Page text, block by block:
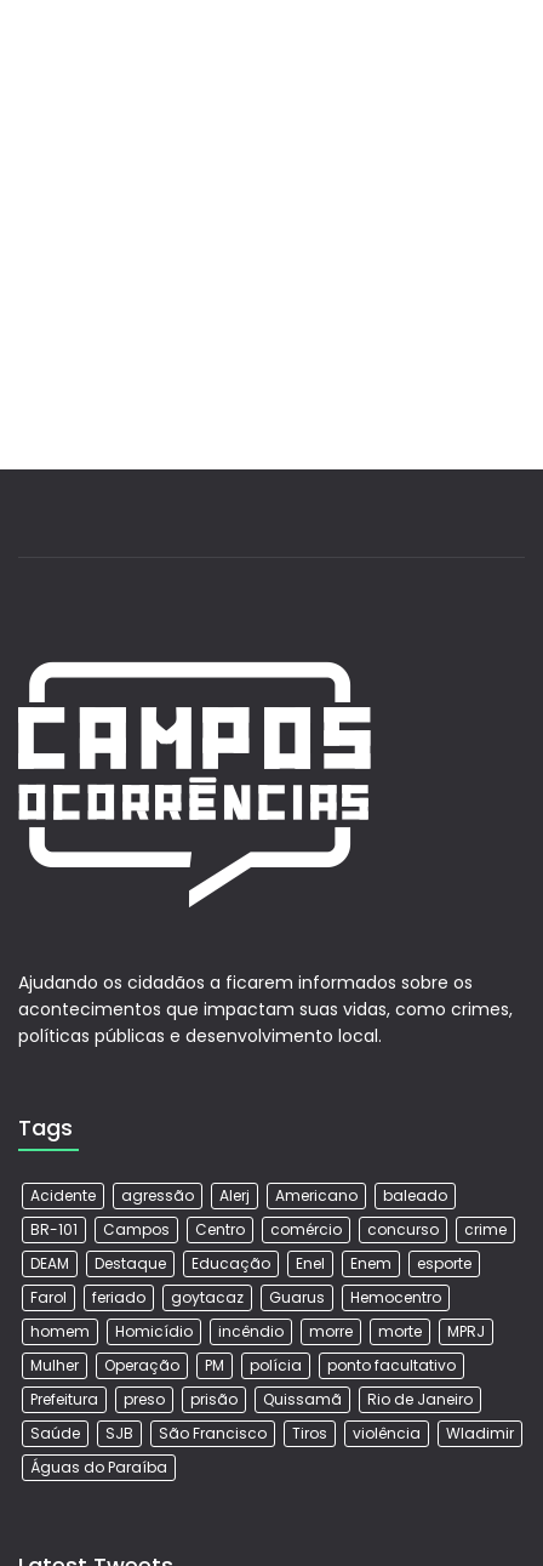
Ajudando os cidadãos a ficarem informados sobre os
acontecimentos que impactam suas vidas, como crimes,
políticas públicas e desenvolvimento local.
Tags
Acidente agressão Alerj Americano
baleado
BR-101
Campos Centro comércio concurso
crime
DEAM
Destaque Educação Enel Enem
esporte
Farol
feriado goytacaz Guarus
Hemocentro
homem
Homicídio incêndio morre morte
MPRJ
Mulher
Operação PM polícia
ponto facultativo
Prefeitura
preso prisão Quissamã
Rio de Janeiro
Saúde
SJB São Francisco Tiros violência
Wladimir
Águas do Paraíba